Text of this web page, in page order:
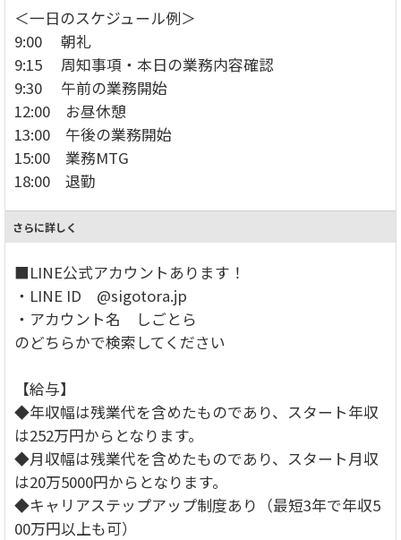
＜一日のスケジュール例＞
9:00 朝礼
9:15 周知事項・本日の業務内容確認
9:30 午前の業務開始
12:00 お昼休憩
13:00 午後の業務開始
15:00 業務MTG
18:00 退勤
さらに詳しく
■LINE公式アカウントあります！
・LINE ID @sigotora.jp
・アカウント名 しごとら
のどちらかで検索してください
【給与】
◆年収幅は残業代を含めたものであり、スタート年収
は252万円からとなります。
◆月収幅は残業代を含めたものであり、スタート月収
は20万5000円からとなります。
◆キャリアステップアップ制度あり（最短3年で年収5
00万円以上も可）